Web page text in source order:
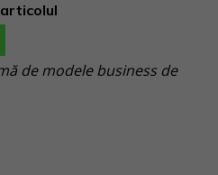
de modele business de